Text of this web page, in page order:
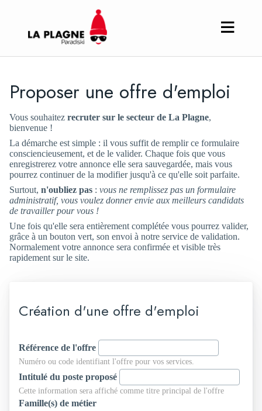
Proposer une offre d'emploi
Vous souhaitez recruter sur le secteur de La Plagne,
bienvenue !
La démarche est simple : il vous suffit de remplir ce formulaire
consciencieusement, et de le valider. Chaque fois que vous
enregistrerez votre annonce elle sera sauvegardée, mais vous
pourrez continuer de la modifier jusqu'à ce qu'elle soit parfaite.
Surtout, n'oubliez pas : vous ne remplissez pas un formulaire
administratif, vous voulez donner envie aux meilleurs candidats
de travailler pour vous !
Une fois qu'elle sera entièrement complétée vous pourrez valider,
grâce à un bouton vert, son envoi à notre service de validation.
Normalement votre annonce sera confirmée et visible très
rapidement sur le site.
Création d'une offre d'emploi
Référence de l'offre
Numéro ou code identifiant l'offre pour vos services.
Intitulé du poste proposé
Cette information sera affiché comme titre principal de l'offre
Famille(s) de métier